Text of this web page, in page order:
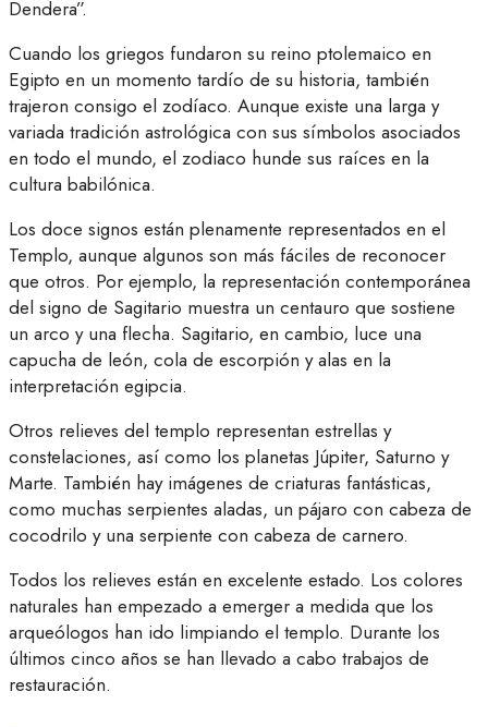
Dendera”.
Cuando los griegos fundaron su reino ptolemaico en
Egipto en un momento tardío de su historia, también
trajeron consigo el zodíaco. Aunque existe una larga y
variada tradición astrológica con sus símbolos asociados
en todo el mundo, el zodiaco hunde sus raíces en la
cultura babilónica.
Los doce signos están plenamente representados en el
Templo, aunque algunos son más fáciles de reconocer
que otros. Por ejemplo, la representación contemporánea
del signo de Sagitario muestra un centauro que sostiene
un arco y una flecha. Sagitario, en cambio, luce una
capucha de león, cola de escorpión y alas en la
interpretación egipcia.
Otros relieves del templo representan estrellas y
constelaciones, así como los planetas Júpiter, Saturno y
Marte. También hay imágenes de criaturas fantásticas,
como muchas serpientes aladas, un pájaro con cabeza de
cocodrilo y una serpiente con cabeza de carnero.
Todos los relieves están en excelente estado. Los colores
naturales han empezado a emerger a medida que los
arqueólogos han ido limpiando el templo. Durante los
últimos cinco años se han llevado a cabo trabajos de
restauración.